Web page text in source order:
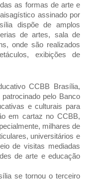
as formas de arte e
assinado por
dispõe de amplos
de artes, sala de
onde são realizados
exibições de
CCBB Brasília,
pelo Banco
e culturais para
em cartaz no CCBB,
milhares de
universitários e
de visitas mediadas
de arte e educação
se tornou o terceiro